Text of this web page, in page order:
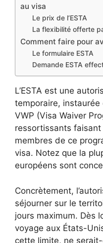
au visa
Le prix de l’ESTA
La flexibilité offerte
Comment faire pour
Le formulaire ESTA
Demande ESTA
L’ESTA est une
temporaire,
VWP (Visa Waiver
ressortissants
membres de ce
visa. Notez que la
européens sont
Concrètement,
séjourner sur le
jours maximum. Dès
voyage aux États-
cette limite, ne